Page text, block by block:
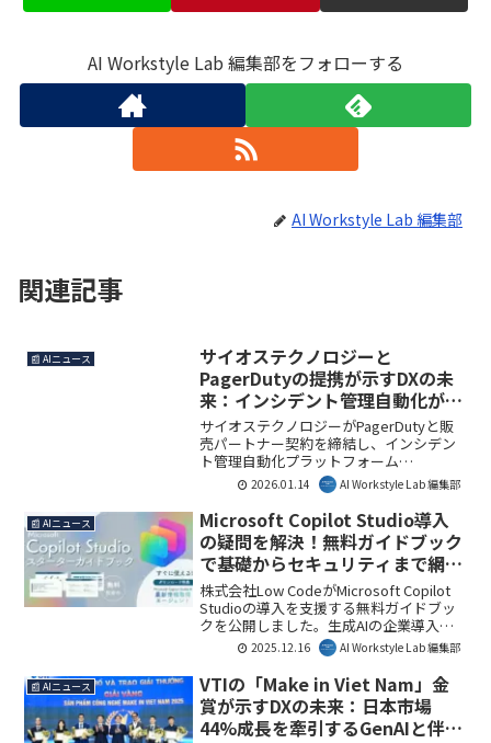
AI Workstyle Lab 編集部をフォローする
AI Workstyle Lab 編集部
関連記事
📰 AIニュース
サイオステクノロジーと
PagerDutyの提携が示すDXの未
来：インシデント管理自動化がも
たらす戦略的運用とは
サイオステクノロジーがPagerDutyと販
売パートナー契約を締結し、インシデン
ト管理自動化プラットフォーム
「PagerDuty Operations Cloud」の国内
導入を加速します。これにより、DX推進
と深刻なIT人材不足に直面する企業が、
システム運用の効率化と戦略的運用を実
現できるでしょう。AI Workstyle Lab編集
部としては、この提携が日本のIT現場の
負担軽減に大きく貢献すると見ていま
す。
2026.01.14 AI Workstyle Lab 編集部
📰 AIニュース
Microsoft Copilot Studio導入
の疑問を解決！無料ガイドブック
で基礎からセキュリティまで網羅
解説
株式会社Low CodeがMicrosoft Copilot
Studioの導入を支援する無料ガイドブッ
クを公開しました。生成AIの企業導入に
おける「準備不足」という課題に対し、
機能の基礎からセキュリティ、社内導入
の事前準備までを体系的に解説していま
す。これにより、DX推進担当者はCopilot
Studioの安全かつ効果的な活用に向けた
確信を得られるでしょう。AI Workstyle
2025.12.16 AI Workstyle Lab 編集部
📰 AIニュース
VTIの「Make in Viet Nam」金
賞が示すDXの未来：日本市場
44%成長を牽引するGenAIと伴走